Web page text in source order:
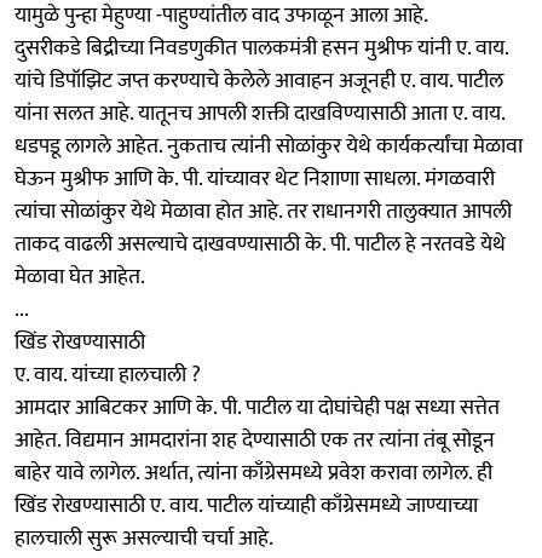
यामुळे पुन्हा मेहुण्या -पाहुण्यांतील वाद उफाळून आला आहे.
दुसरीकडे बिद्रीच्या निवडणुकीत पालकमंत्री हसन मुश्रीफ यांनी ए. वाय.
यांचे डिपॉझिट जप्त करण्याचे केलेले आवाहन अजूनही ए. वाय. पाटील
यांना सलत आहे. यातूनच आपली शक्ती दाखविण्यासाठी आता ए. वाय.
धडपडू लागले आहेत. नुकताच त्यांनी सोळांकुर येथे कार्यकर्त्यांचा मेळावा
घेऊन मुश्रीफ आणि के. पी. यांच्यावर थेट निशाणा साधला. मंगळवारी
त्यांचा सोळांकुर येथे मेळावा होत आहे. तर राधानगरी तालुक्यात आपली
ताकद वाढली असल्याचे दाखवण्यासाठी के. पी. पाटील हे नरतवडे येथे
मेळावा घेत आहेत.
...
खिंड रोखण्यासाठी
ए. वाय. यांच्या हालचाली ?
आमदार आबिटकर आणि के. पी. पाटील या दोघांचेही पक्ष सध्या सत्तेत
आहेत. विद्यमान आमदारांना शह देण्यासाठी एक तर त्यांना तंबू सोडून
बाहेर यावे लागेल. अर्थात, त्यांना काँग्रेसमध्ये प्रवेश करावा लागेल. ही
खिंड रोखण्यासाठी ए. वाय. पाटील यांच्याही काँग्रेसमध्ये जाण्याच्या
हालचाली सुरू असल्याची चर्चा आहे.